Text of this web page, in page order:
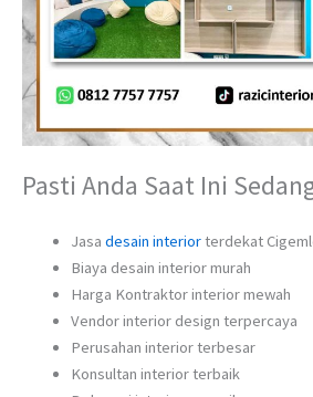
Pasti Anda Saat Ini
Jasa desain interiorterdekat
Biaya desain interior murah
Harga Kontraktor interior mewah
Vendor interior design terpercaya
Perusahan interior terbesar
Konsultan interior terbaik